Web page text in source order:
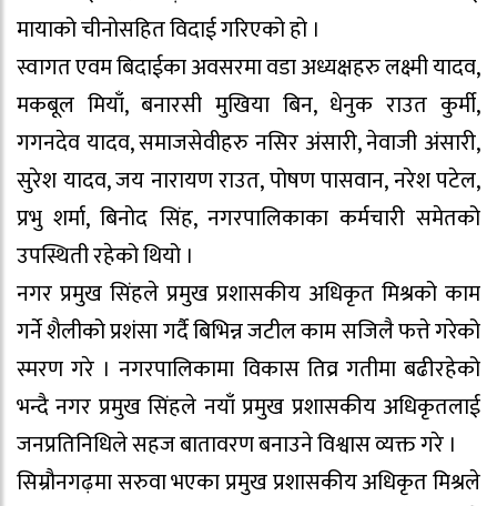
मायाको चीनोसहित विदाई गरिएको हो ।
स्वागत एवम बिदाईका अवसरमा वडा अध्यक्षहरु लक्ष्मी यादव,
मकबूल मियाँ, बनारसी मुखिया बिन, धेनुक राउत कुर्मी,
गगनदेव यादव, समाजसेवीहरु नसिर अंसारी, नेवाजी अंसारी,
सुरेश यादव, जय नारायण राउत, पोषण पासवान, नरेश पटेल,
प्रभु शर्मा, बिनोद सिंह, नगरपालिकाका कर्मचारी समेतको
उपस्थिती रहेको थियो ।
नगर प्रमुख सिंहले प्रमुख प्रशासकीय अधिकृत मिश्रको काम
गर्ने शैलीको प्रशंसा गर्दै बिभिन्न जटील काम सजिलै फत्ते गरेको
स्मरण गरे । नगरपालिकामा विकास तिव्र गतीमा बढीरहेको
भन्दै नगर प्रमुख सिंहले नयाँ प्रमुख प्रशासकीय अधिकृतलाई
जनप्रतिनिधिले सहज बातावरण बनाउने विश्वास व्यक्त गरे ।
सिम्रौनगढ़मा सरुवा भएका प्रमुख प्रशासकीय अधिकृत मिश्रले